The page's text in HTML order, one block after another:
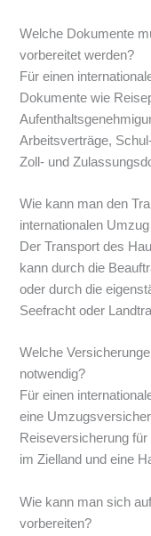
Welche Dokumente
vorbereitet werden?
Für einen
Dokumente wie
Arbeitsverträge,
Zoll- und
Wie kann man den
internationalen
Der Transport des
kann durch die
oder durch die
Seefracht oder
Welche
notwendig?
Für einen
eine
Reiseversicherung
im Zielland und eine
Wie kann man sich
vorbereiten?